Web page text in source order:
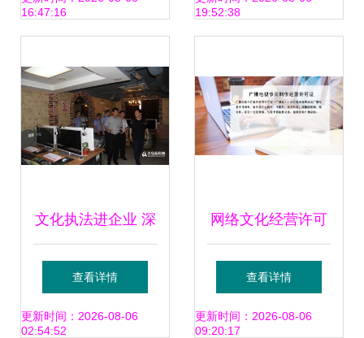
16:47:16
19:52:38
文化执法进企业 深
化网络安全宣传，
护航网络文化经营
查看详情
更新时间：2026-08-06
02:54:52
网络文化经营许可
证的申请流程与适
用范围详解
查看详情
更新时间：2026-08-06
09:20:17